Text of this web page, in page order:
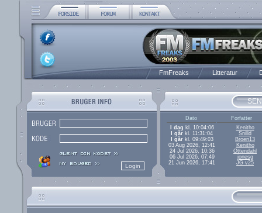
FmFreaks Litteratur
Dato
Forfatter
I dag kl. 10:04:06
Kenitho
I går kl. 11:31:04
Snilld
I gårkl. 09:49:03
Broen13
03 Aug 2026, 12:41
Kenitho
24 Jul 2026, 10:36
Ottendahl
06 Jul 2026, 07:49
jonesg
21 Jun 2026, 17:41
JG v25